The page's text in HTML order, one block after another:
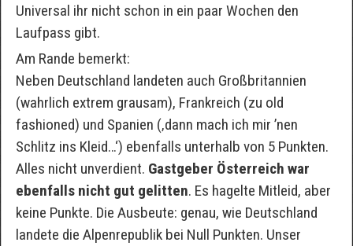
Universal ihr nicht schon in ein paar Wochen den
Laufpass gibt.
Am Rande bemerkt:
Neben Deutschland landeten auch Großbritannien
(wahrlich extrem grausam), Frankreich (zu old
fashioned) und Spanien (‚dann mach ich mir ’nen
Schlitz ins Kleid…‘) ebenfalls unterhalb von 5 Punkten.
Alles nicht unverdient. Gastgeber Österreich war
ebenfalls nicht gut gelitten. Es hagelte Mitleid, aber
keine Punkte. Die Ausbeute: genau, wie Deutschland
landete die Alpenrepublik bei Null Punkten. Unser